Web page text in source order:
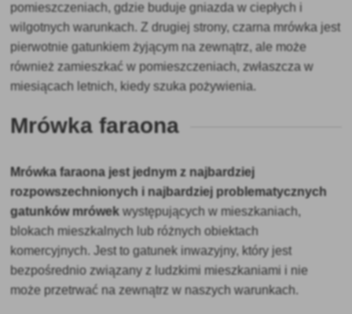
pomieszczeniach, gdzie buduje gniazda w ciepłych i
wilgotnych warunkach. Z drugiej strony, czarna mrówka jest
pierwotnie gatunkiem żyjącym na zewnątrz, ale może
również zamieszkać w pomieszczeniach, zwłaszcza w
miesiącach letnich, kiedy szuka pożywienia.
Mrówka faraona
Mrówka faraona jest jednym z najbardziej
rozpowszechnionych i najbardziej problematycznych
gatunków mrówekwystępujących w mieszkaniach,
blokach mieszkalnych lub różnych obiektach
komercyjnych. Jest to gatunek inwazyjny, który jest
bezpośrednio związany z ludzkimi mieszkaniami i nie
może przetrwać na zewnątrz w naszych warunkach.